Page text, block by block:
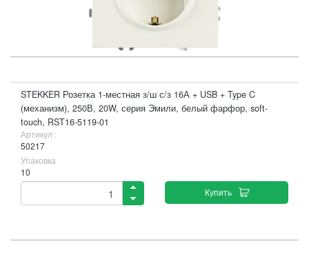
STEKKER Розетка 1-местная з/ш с/з 16А + USB + Type C
(механизм), 250В, 20W, серия Эмили, белый фарфор, soft-
touch, RST16-5119-01
Артикул :
50217
Упаковка
10
Купить